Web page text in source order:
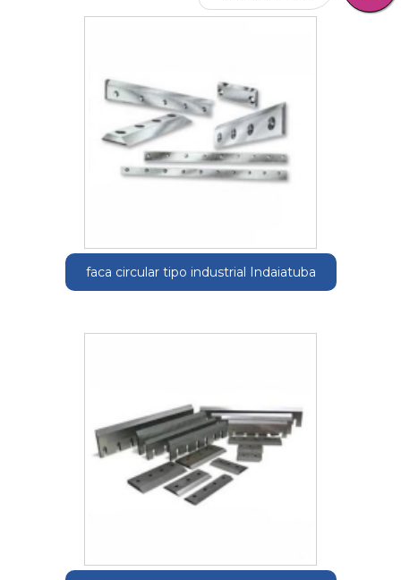
faca circular tipo industrial Indaiatuba